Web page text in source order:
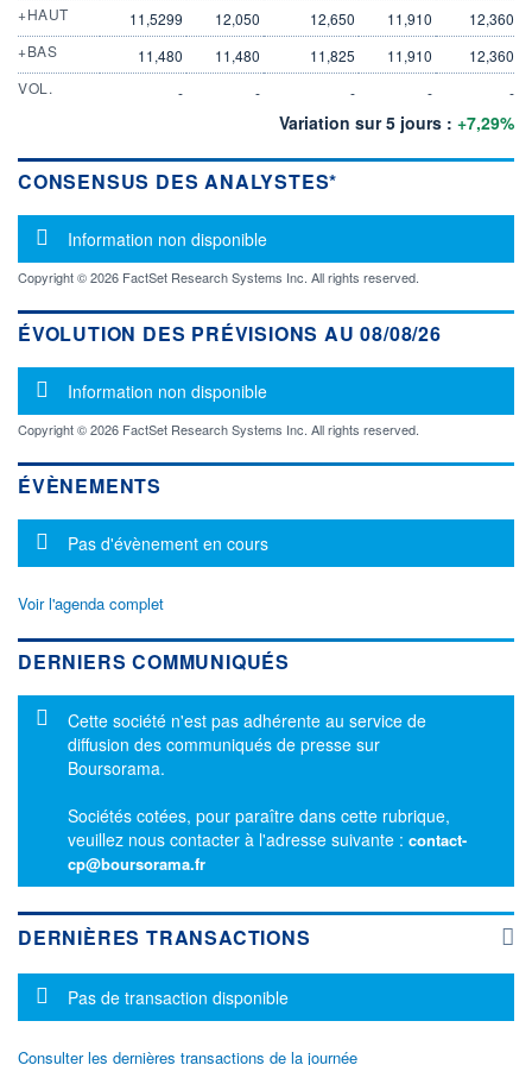
+HAUT
11,5299 12,050 12,650 11,910
12,360
+BAS
11,480 11,480 11,825 11,910
12,360
VOL.
- - - - -
Variation sur 5 jours : +7,29%
CONSENSUS DES ANALYSTES*
Message d'information
Information non disponible
Copyright © 2026 FactSet Research Systems Inc. All rights reserved.
ÉVOLUTION DES PRÉVISIONS AU 08/08/26
Message d'information
Information non disponible
Copyright © 2026 FactSet Research Systems Inc. All rights reserved.
ÉVÈNEMENTS
Message d'information
Pas d'évènement en cours
Voir l'agenda complet
DERNIERS COMMUNIQUÉS
Message d'information
Cette société n'est pas adhérente au service de
diffusion des communiqués de presse sur
Boursorama.
Sociétés cotées, pour paraître dans cette rubrique,
veuillez nous contacter à l'adresse suivante : contact-
cp@boursorama.fr
DERNIÈRES TRANSACTIONS
Message d'information
Pas de transaction disponible
Consulter les dernières transactions de la journée